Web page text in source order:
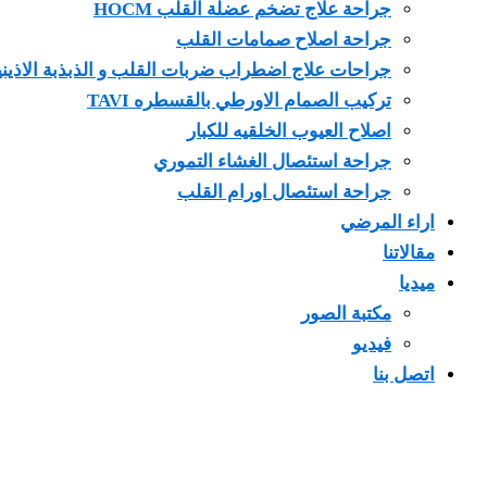
جراحة علاج تضخم عضلة القلب HOCM
جراحة اصلاح صمامات القلب
جراحات علاج اضطراب ضربات القلب و الذبذبة
تركيب الصمام الاورطي بالقسطره TAVI
اصلاح العيوب الخلقيه للكبار
جراحة استئصال الغشاء التموري
جراحة استئصال اورام القلب
اراء المرضي
مقالاتنا
ميديا
مكتبة الصور
فيديو
اتصل بنا